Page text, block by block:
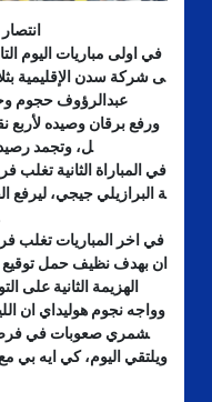
في اولى مباريات اليوم
ى شركة سدن الإقليمية
عبدالرؤوف حجوم
ورفع برقان وصيده لأربع
ل، وتجمد رصيد
في المباراة الثانية تغلب
ة البرازيلي جيجي، ليرفع
في اخر المباريات تغلب
ان بهدف نظيف حمل توقيع
الهزيمة الثانية على
وواجه نجوم هوليداي ان
شمري صعوبات في فرض
ويلتقي اليوم، كي ايه بي